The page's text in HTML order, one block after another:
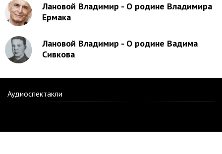
Лановой Владимир - О родине Владимира
Ермака
Лановой Владимир - О родине Вадима
Сивкова
Аудиоспектакли